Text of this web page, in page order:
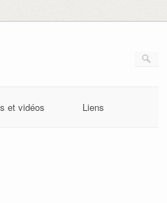
et vidéos Liens